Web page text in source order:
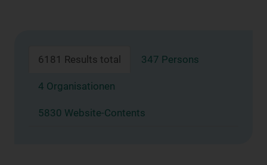
6181 Results total 347 Persons
4 Organisationen
5830 Website-Contents